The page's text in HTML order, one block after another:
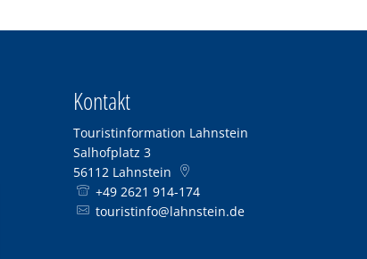
Kontakt
Touristinformation Lahnstein
Salhofplatz 3
56112 Lahnstein
+49 2621 914-174
touristinfo@lahnstein.de